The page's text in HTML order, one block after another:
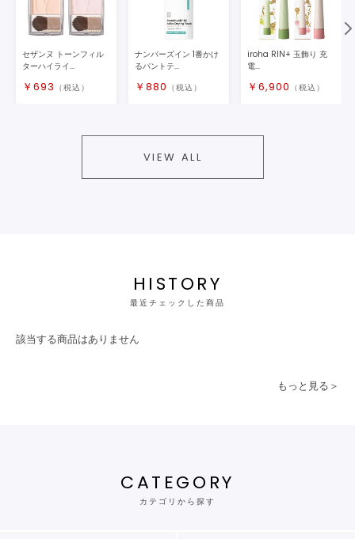
セザンヌ トーンフィル
ターハイライ...
￥ 693 （税込）
ナンバーズイン 1番かけ
るパントテ...
￥ 880 （税込）
iroha RIN+ 玉飾り 充
電...
￥ 6,900 （税込）
VIEW ALL
HISTORY
最近チェックした商品
該当する商品はありません
もっと見る＞
CATEGORY
カテゴリから探す